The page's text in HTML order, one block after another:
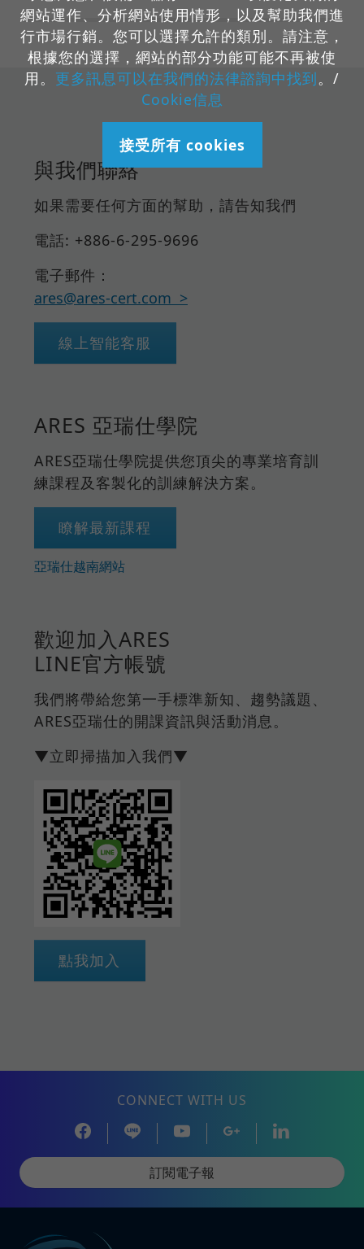
與我們聯絡
如果需要任何方面的幫助，請告知我們
電話: +886-6-295-9696
電子郵件：
ares@ares-cert.com
線上智能客服
ARES 亞瑞仕學院
ARES亞瑞仕學院提供您頂尖的專業培育訓
練課程及客製化的訓練解決方案。
瞭解最新課程
亞瑞仕越南網站
歡迎加入ARES
LINE官方帳號
我們將帶給您第一手標準新知、趨勢議題、
ARES亞瑞仕的開課資訊與活動消息。
▼立即掃描加入我們▼
點我加入
CONNECT WITH US
訂閱電子報
網站運作、分析網站使用情形，以及幫助我們進
行市場行銷。您可以選擇允許的類別。請注意，
根據您的選擇，網站的部分功能可能不再被使
用。 更多訊息可以在我們的法律諮詢中找到。/
Cookie信息
接受所有 cookies